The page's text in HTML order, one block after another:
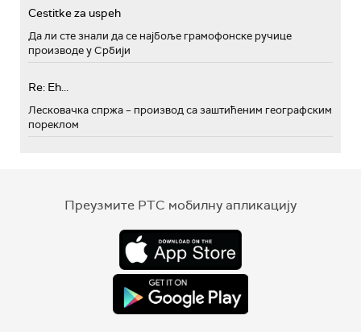
Cestitke za uspeh
Да ли сте знали да се најбоље грамофонске ручице
производе у Србији
Re: Eh...
Лесковачка спржа – производ са заштићеним географским
пореклом
Преузмите РТС мобилну апликацију